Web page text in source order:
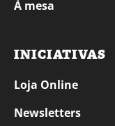
À mesa
INICIATIVAS
Loja Online
Newsletters